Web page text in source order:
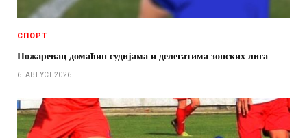
СПОРТ
Пожаревац домаћин судијама и делегатима зонских лига
6. АВГУСТ 2026.